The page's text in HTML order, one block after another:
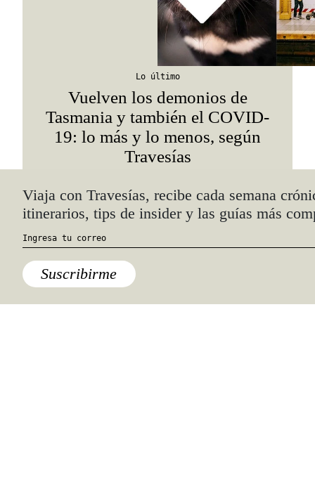
Lo último
Vuelven los demonios de
Tasmania y también el COVID-
19: lo más y lo menos, según
Travesías